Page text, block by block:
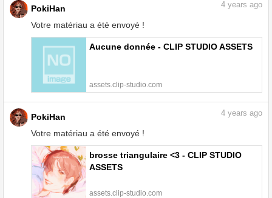
PokiHan
Votre matériau a été envoyé !
4 years ago
Aucune donnée - CLIP STUDIO ASSETS
assets.clip-studio.com
PokiHan
Votre matériau a été envoyé !
4 years ago
brosse triangulaire <3 - CLIP STUDIO
ASSETS
assets.clip-studio.com